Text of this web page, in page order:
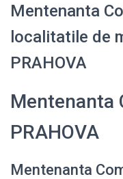
Mentenanta
localitatile de
PRAHOVA
Mentenanta
PRAHOVA
Mentenanta